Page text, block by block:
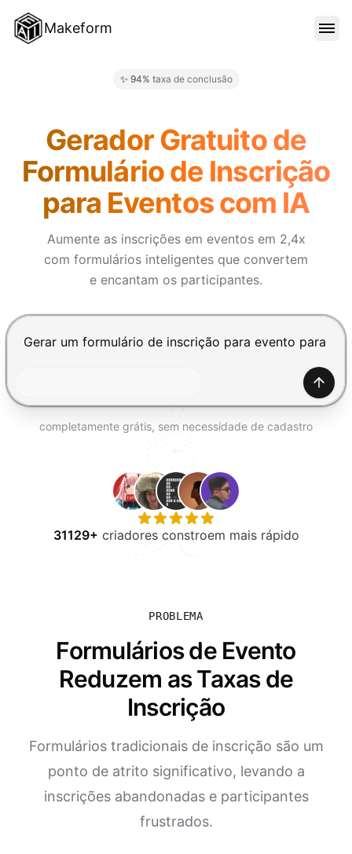
Makeform
BLOG
PREÇO
✨ 94% taxa de conclusão
Gerador Gratuito de
Formulário de Inscrição
para Eventos com IA
Aumente as inscrições em eventos em 2,4x
com formulários inteligentes que convertem
e encantam os participantes.
Pressione Enter para enviar, Shift+Enter para
Gerar
completamente grátis, sem necessidade de cadastro
31129+ criadores constroem mais rápido
PROBLEMA
Formulários de Evento
Reduzem as Taxas de
Inscrição
Formulários tradicionais de inscrição são um
ponto de atrito significativo, levando a
inscrições abandonadas e participantes
frustrados.